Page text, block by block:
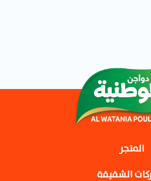
المتجر
الشقيقة